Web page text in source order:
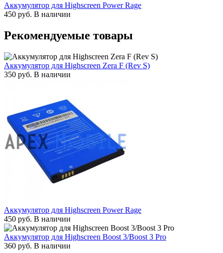
Аккумулятор для Highscreen Power Rage
450 руб. В наличии
Рекомендуемые товары
Аккумулятор для Highscreen Zera F (Rev S)
350 руб. В наличии
Аккумулятор для Highscreen Power Rage
450 руб. В наличии
Аккумулятор для Highscreen Boost 3/Boost 3 Pro
360 руб. В наличии